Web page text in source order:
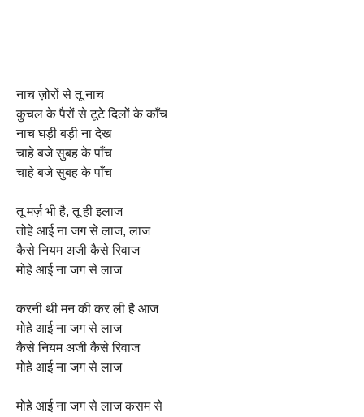
नाच ज़ोरों से तू नाच
कुचल के पैरों से टूटे दिलों के काँच
नाच घड़ी बड़ी ना देख
चाहे बजे सुबह के पाँच
चाहे बजे सुबह के पाँच
तू मर्ज़ भी है, तू ही इलाज
तोहे आई ना जग से लाज, लाज
कैसे नियम अजी कैसे रिवाज
मोहे आई ना जग से लाज
करनी थी मन की कर ली है आज
मोहे आई ना जग से लाज
कैसे नियम अजी कैसे रिवाज
मोहे आई ना जग से लाज
मोहे आई ना जग से लाज कसम से